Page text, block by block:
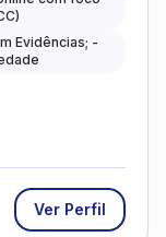
Evidências; -
Ver Perfil